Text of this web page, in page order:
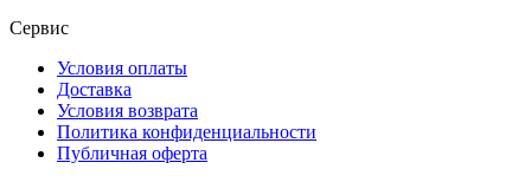
Сервис
Условия оплаты
Доставка
Условия возврата
Политика конфиденциальности
Публичная оферта